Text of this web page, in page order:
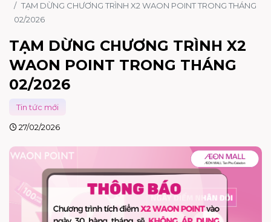
TẠM DỪNG CHƯƠNG TRÌNH X2 WAON POINT TRONG THÁNG
02/2026
TẠM DỪNG CHƯƠNG TRÌNH X2
WAON POINT TRONG THÁNG
02/2026
Tin tức mới
27/02/2026